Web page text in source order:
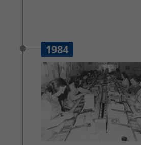
1984